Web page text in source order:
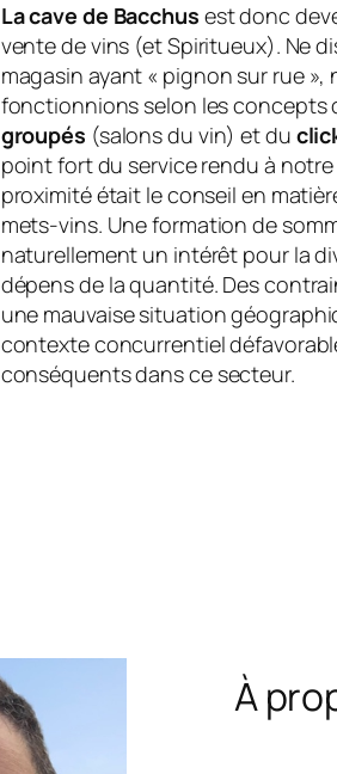
La cave de Bacchus est donc
vente de vins (et Spiritueux). Ne
magasin ayant « pignon sur rue »,
fonctionnions selon les concepts
groupés (salons du vin) et du
point fort du service rendu à
proximité était le conseil en
mets-vins. Une formation de
naturellement un intérêt pour la
dépens de la quantité. Des
une mauvaise situation
contexte concurrentiel
conséquents dans ce secteur.
À